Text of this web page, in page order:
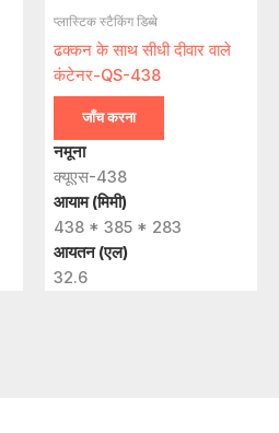
प्लास्टिक स्टैकिंग डिब्बे
ढक्कन के साथ सीधी दीवार वाले
कंटेनर-QS-438
जाँच करना
नमूना
क्यूएस-438
आयाम (मिमी)
438 * 385 * 283
आयतन (एल)
32.6